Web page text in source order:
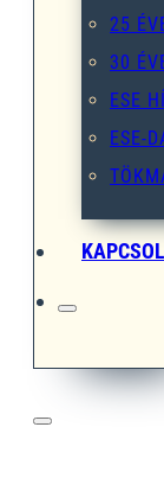
25
30
ESE
ESE-